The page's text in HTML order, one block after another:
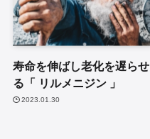
寿命を伸ばし老化を遅らせ
る「 リルメニジン 」
2023.01.30